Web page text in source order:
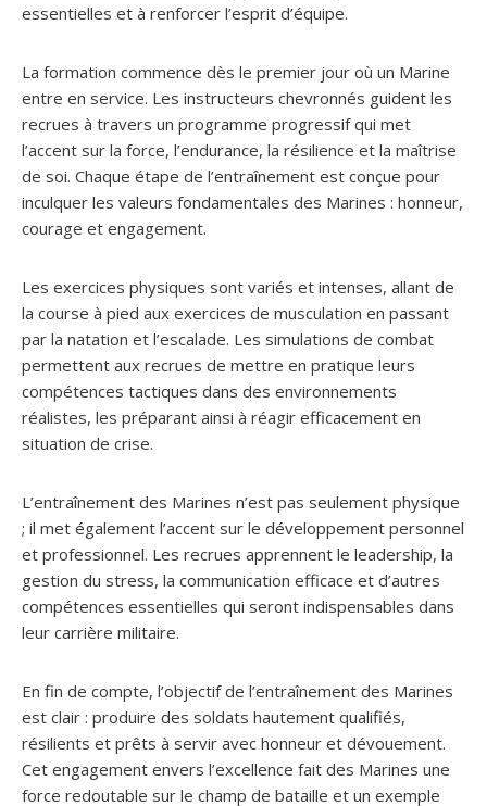
essentielles et à renforcer l’esprit d’équipe.
La formation commence dès le premier jour où un Marine
entre en service. Les instructeurs chevronnés guident les
recrues à travers un programme progressif qui met
l’accent sur la force, l’endurance, la résilience et la maîtrise
de soi. Chaque étape de l’entraînement est conçue pour
inculquer les valeurs fondamentales des Marines : honneur,
courage et engagement.
Les exercices physiques sont variés et intenses, allant de
la course à pied aux exercices de musculation en passant
par la natation et l’escalade. Les simulations de combat
permettent aux recrues de mettre en pratique leurs
compétences tactiques dans des environnements
réalistes, les préparant ainsi à réagir efficacement en
situation de crise.
L’entraînement des Marines n’est pas seulement physique
; il met également l’accent sur le développement personnel
et professionnel. Les recrues apprennent le leadership, la
gestion du stress, la communication efficace et d’autres
compétences essentielles qui seront indispensables dans
leur carrière militaire.
En fin de compte, l’objectif de l’entraînement des Marines
est clair : produire des soldats hautement qualifiés,
résilients et prêts à servir avec honneur et dévouement.
Cet engagement envers l’excellence fait des Marines une
force redoutable sur le champ de bataille et un exemple